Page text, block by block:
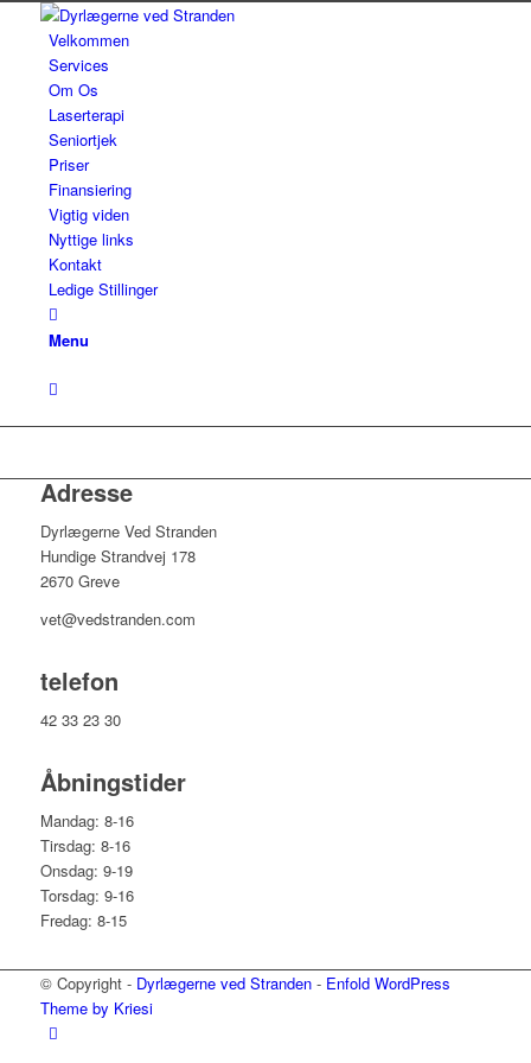
Velkommen
Services
Om Os
Laserterapi
Seniortjek
Priser
Finansiering
Vigtig viden
Nyttige links
Kontakt
Ledige Stillinger
Menu
Adresse
Dyrlægerne Ved Stranden
Hundige Strandvej 178
2670 Greve
vet@vedstranden.com
telefon
42 33 23 30
Åbningstider
Mandag: 8-16
Tirsdag: 8-16
Onsdag: 9-19
Torsdag: 9-16
Fredag: 8-15
© Copyright - Dyrlægerne ved Stranden- Enfold WordPress
Theme by Kriesi